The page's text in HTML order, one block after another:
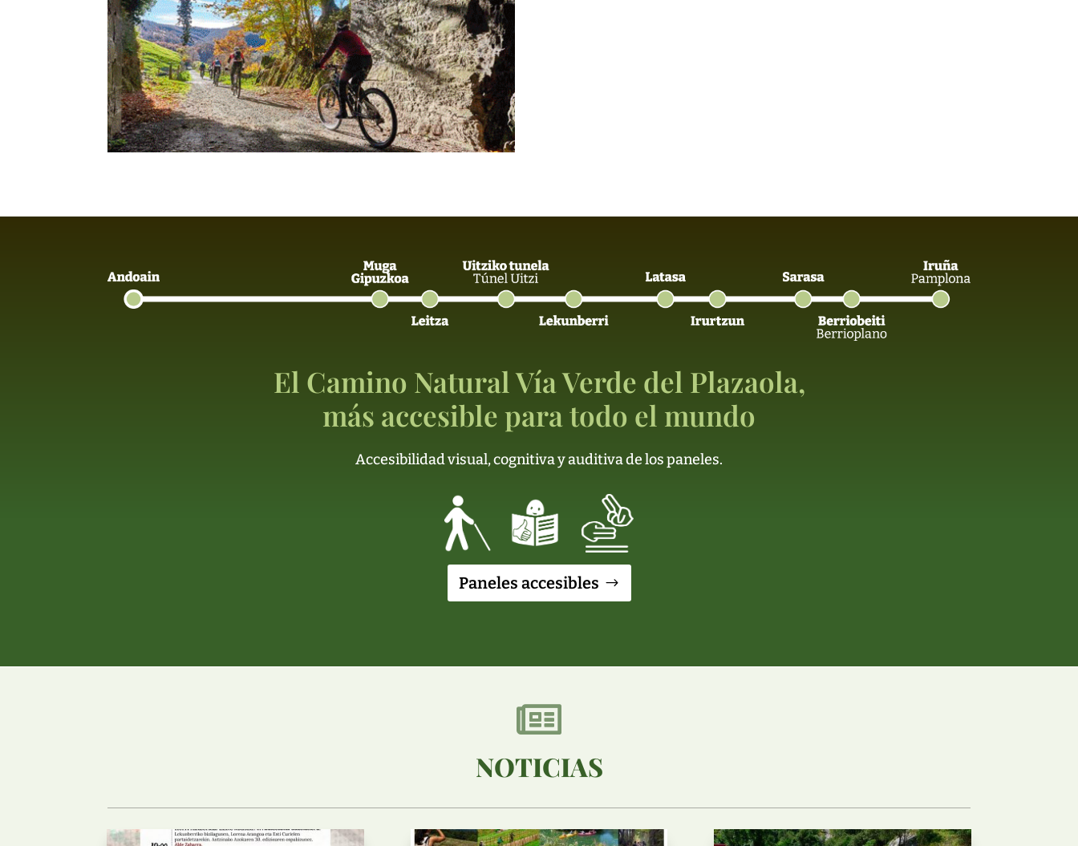
El Camino Natural Vía Verde del Plazaola,
más accesible para todo el mundo
Accesibilidad visual, cognitiva y auditiva de los paneles.
Paneles accesibles

NOTICIAS